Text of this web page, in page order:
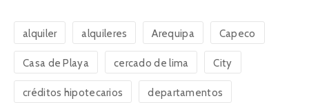
alquiler alquileres Arequipa Capeco
Casa de Playa cercado de lima City
créditos hipotecarios departamentos